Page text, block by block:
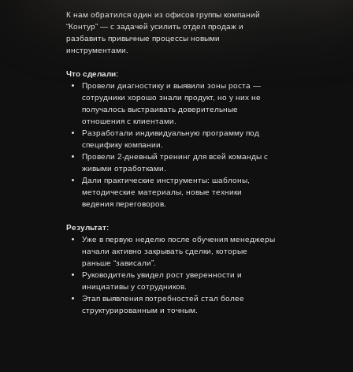
К нам обратился один из офисов группы компаний
“Контур” — с задачей усилить отдел продаж и
разбавить привычные процессы новыми
инструментами.
Что сделали:
Провели диагностику и выявили зоны роста —
сотрудники хорошо знали продукт, но у них не
получалось выстраивать доверительные
отношения с клиентами.
Разработали индивидуальную программу под
специфику компании.
Провели 2-дневный тренинг для всей команды с
живыми отработками.
Дали практические инструменты: шаблоны,
методические материалы, новые техники
ведения переговоров.
Результат:
Уже в первую неделю после обучения менеджеры
начали активно закрывать сделки, которые
раньше “зависали”.
Руководитель увидел рост уверенности и
инициативы у сотрудников.
Этап выявления потребностей стал более
структурированным и точным.